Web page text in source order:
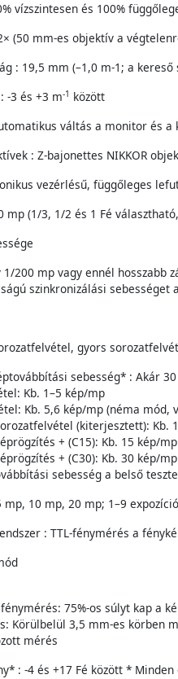
vízszintesen és 100%
(50 mm-es objektív a
: 19,5 mm (–1,0 m-1; a
-3 és +3 m-1 között
váltás a monitor és a
: Z-bajonettes NIKKOR
vezérlésű, függőleges
mp (1/3, 1/2 és 1 Fé
1/200 mp vagy ennél hosszabb
szinkronizálási sebességet
gyors
sebesség* : Akár
Kb. 1–5 kép/mp
Kb. 5,6 kép/mp (néma mód,
(kiterjesztett): Kb.
+ (C15): Kb. 15 kép/mp
+ (C30): Kb. 30 kép/mp
sebesség a belső
10 mp, 20 mp; 1–9
: TTL-fénymérés a
75%-os súlyt kap a
Körülbelül 3,5 mm-es körben
mérés
: -4 és +17 Fé között *